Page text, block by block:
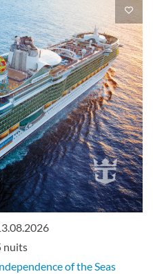
vue sur
nuits
of the Seas